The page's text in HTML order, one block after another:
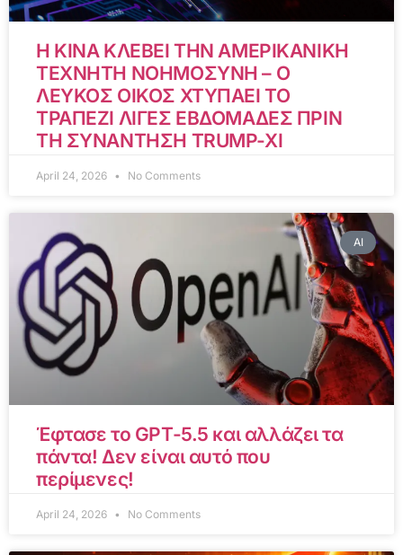
Η ΚΙΝΑ ΚΛΕΒΕΙ ΤΗΝ ΑΜΕΡΙΚΑΝΙΚΗ
ΤΕΧΝΗΤΗ ΝΟΗΜΟΣΥΝΗ – Ο
ΛΕΥΚΟΣ ΟΙΚΟΣ ΧΤΥΠΑΕΙ ΤΟ
ΤΡΑΠΕΖΙ ΛΙΓΕΣ ΕΒΔΟΜΑΔΕΣ ΠΡΙΝ
ΤΗ ΣΥΝΑΝΤΗΣΗ TRUMP-XI
April 24, 2026 No Comments
AI
Έφτασε το GPT-5.5 και αλλάζει τα
πάντα! Δεν είναι αυτό που
περίμενες!
April 24, 2026 No Comments